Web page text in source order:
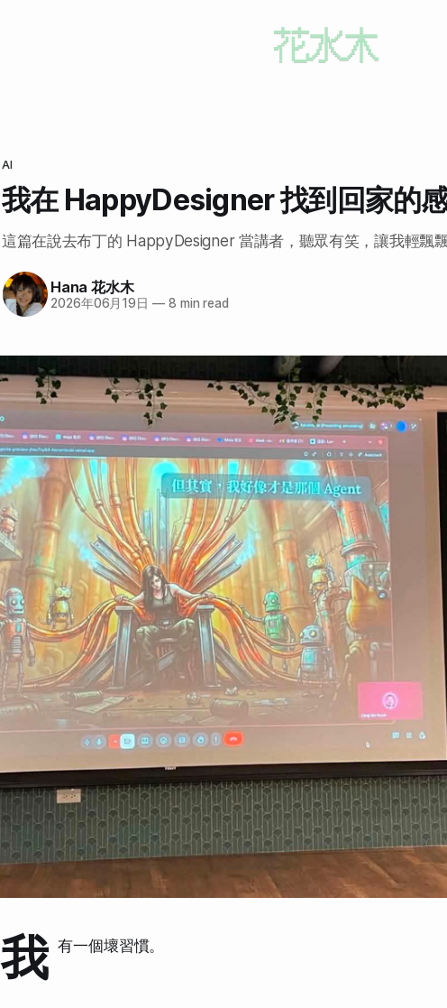
AI
我在 HappyDesigner 找到回家的
這篇在說去布丁的 HappyDesigner 當講者，聽眾有笑，讓我輕飄飄
Hana 花水木
2026年06月19日 —8 min read
我 有一個壞習慣。